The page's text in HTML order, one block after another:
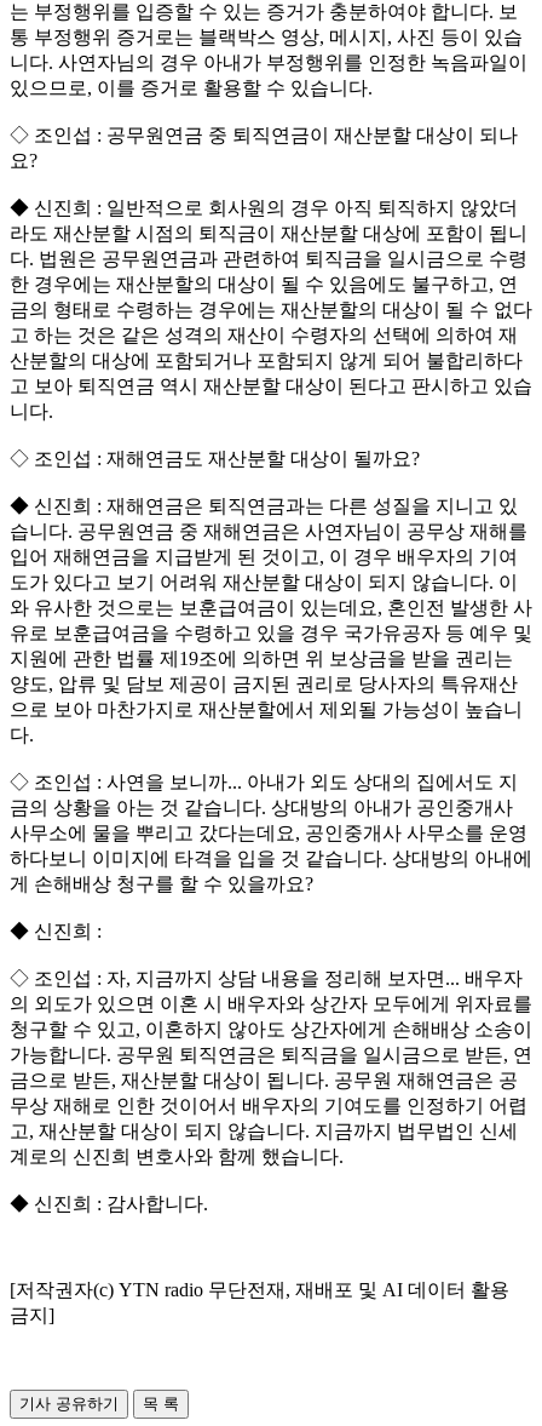
는 부정행위를 입증할 수 있는 증거가 충분하여야 합니다. 보
통 부정행위 증거로는 블랙박스 영상, 메시지, 사진 등이 있습
니다. 사연자님의 경우 아내가 부정행위를 인정한 녹음파일이
있으므로, 이를 증거로 활용할 수 있습니다.
◇ 조인섭 : 공무원연금 중 퇴직연금이 재산분할 대상이 되나
요?
◆ 신진희 : 일반적으로 회사원의 경우 아직 퇴직하지 않았더
라도 재산분할 시점의 퇴직금이 재산분할 대상에 포함이 됩니
다. 법원은 공무원연금과 관련하여 퇴직금을 일시금으로 수령
한 경우에는 재산분할의 대상이 될 수 있음에도 불구하고, 연
금의 형태로 수령하는 경우에는 재산분할의 대상이 될 수 없다
고 하는 것은 같은 성격의 재산이 수령자의 선택에 의하여 재
산분할의 대상에 포함되거나 포함되지 않게 되어 불합리하다
고 보아 퇴직연금 역시 재산분할 대상이 된다고 판시하고 있습
니다.
◇ 조인섭 : 재해연금도 재산분할 대상이 될까요?
◆ 신진희 : 재해연금은 퇴직연금과는 다른 성질을 지니고 있
습니다. 공무원연금 중 재해연금은 사연자님이 공무상 재해를
입어 재해연금을 지급받게 된 것이고, 이 경우 배우자의 기여
도가 있다고 보기 어려워 재산분할 대상이 되지 않습니다. 이
와 유사한 것으로는 보훈급여금이 있는데요, 혼인전 발생한 사
유로 보훈급여금을 수령하고 있을 경우 국가유공자 등 예우 및
지원에 관한 법률 제19조에 의하면 위 보상금을 받을 권리는
양도, 압류 및 담보 제공이 금지된 권리로 당사자의 특유재산
으로 보아 마찬가지로 재산분할에서 제외될 가능성이 높습니
다.
◇ 조인섭 : 사연을 보니까... 아내가 외도 상대의 집에서도 지
금의 상황을 아는 것 같습니다. 상대방의 아내가 공인중개사
사무소에 물을 뿌리고 갔다는데요, 공인중개사 사무소를 운영
하다보니 이미지에 타격을 입을 것 같습니다. 상대방의 아내에
게 손해배상 청구를 할 수 있을까요?
◆ 신진희 :
◇ 조인섭 : 자, 지금까지 상담 내용을 정리해 보자면... 배우자
의 외도가 있으면 이혼 시 배우자와 상간자 모두에게 위자료를
청구할 수 있고, 이혼하지 않아도 상간자에게 손해배상 소송이
가능합니다. 공무원 퇴직연금은 퇴직금을 일시금으로 받든, 연
금으로 받든, 재산분할 대상이 됩니다. 공무원 재해연금은 공
무상 재해로 인한 것이어서 배우자의 기여도를 인정하기 어렵
고, 재산분할 대상이 되지 않습니다. 지금까지 법무법인 신세
계로의 신진희 변호사와 함께 했습니다.
◆ 신진희 : 감사합니다.
[저작권자(c) YTN radio 무단전재, 재배포 및 AI 데이터 활용
금지]
기사 공유하기 목 록